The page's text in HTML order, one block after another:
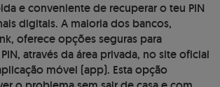
e conveniente de recuperar o teu PIN
digitais. A maioria dos bancos,
oferece opções seguras para
através da área privada, no site oficial
móvel (app). Esta opção